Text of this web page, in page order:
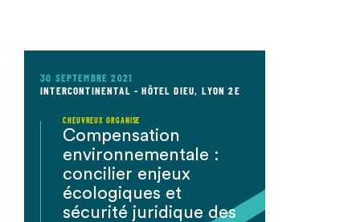
30 SEPTEMBRE 2021
INTERCONTINENTAL - HÔTEL DIEU, LYON 2E
CHEUVREUX ORGANISE
Compensation
environnementale :
concilier enjeux
écologiques et
sécurité juridique des